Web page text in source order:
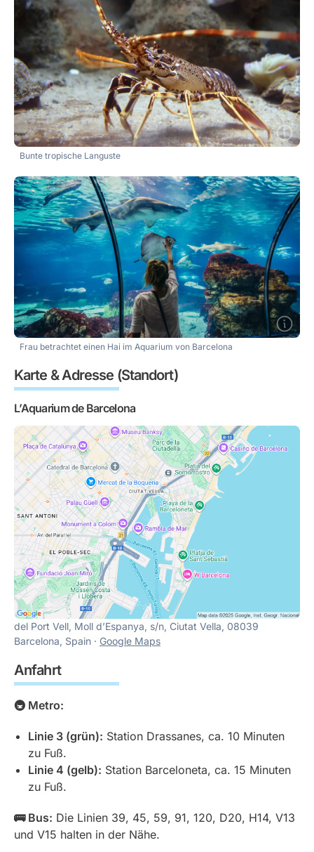
Bunte tropische Languste
Frau betrachtet einen Hai im Aquarium von Barcelona
Karte & Adresse (Standort)
L’Aquarium de Barcelona
del Port Vell, Moll d’Espanya, s/n, Ciutat Vella, 08039
Barcelona, Spain · Google Maps
Anfahrt
🚇 Metro:
Linie 3 (grün): Station Drassanes, ca. 10 Minuten
zu Fuß.
Linie 4 (gelb): Station Barceloneta, ca. 15 Minuten
zu Fuß.
🚌 Bus: Die Linien 39, 45, 59, 91, 120, D20, H14, V13
und V15 halten in der Nähe.